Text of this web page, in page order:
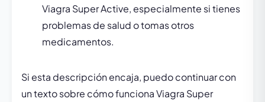
Viagra Super Active, especialmente si tienes
problemas de salud o tomas otros
medicamentos.
Si esta descripción encaja, puedo continuar con
un texto sobre cómo funciona Viagra Super